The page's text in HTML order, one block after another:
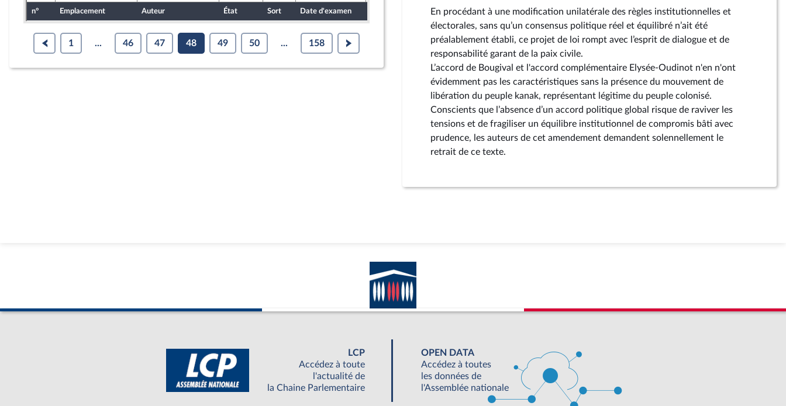
n° Emplacement Auteur État Sort Date d'examen
1 ... 46 47 48 49 50 ... 158
En procédant à une modification unilatérale des règles institutionnelles et
électorales, sans qu’un consensus politique réel et équilibré n’ait été
préalablement établi, ce projet de loi rompt avec l’esprit de dialogue et de
responsabilité garant de la paix civile.
L’accord de Bougival et l'accord complémentaire Elysée-Oudinot n'en n'ont
évidemment pas les caractéristiques sans la présence du mouvement de
libération du peuple kanak, représentant légitime du peuple colonisé.
Conscients que l’absence d’un accord politique global risque de raviver les
tensions et de fragiliser un équilibre institutionnel de compromis bâti avec
prudence, les auteurs de cet amendement demandent solennellement le
retrait de ce texte.
LCP
Accédez à toute
l'actualité de
la Chaine Parlementaire
OPEN DATA
Accédez à toutes
les données de
l'Assemblée nationale